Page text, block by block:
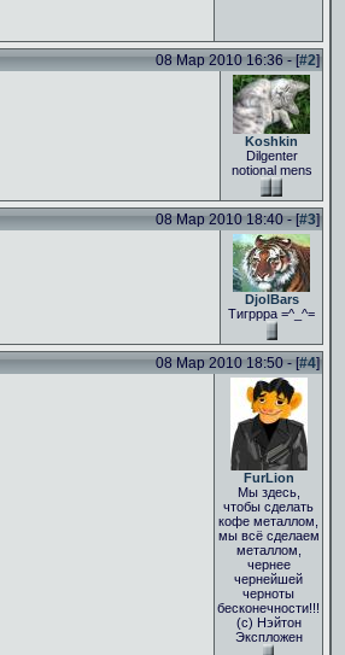
08 Мар 2010 16:36 - [#2]
Koshkin
Dilgenter
notional mens
08 Мар 2010 18:40 - [#3]
DjolBars
Тигррра =^_^=
08 Мар 2010 18:50 - [#4]
FurLion
Мы здесь,
чтобы сделать
кофе металлом,
мы всё сделаем
металлом,
чернее
чернейшей
черноты
бесконечности!!!
(с) Нэйтон
Экспложен